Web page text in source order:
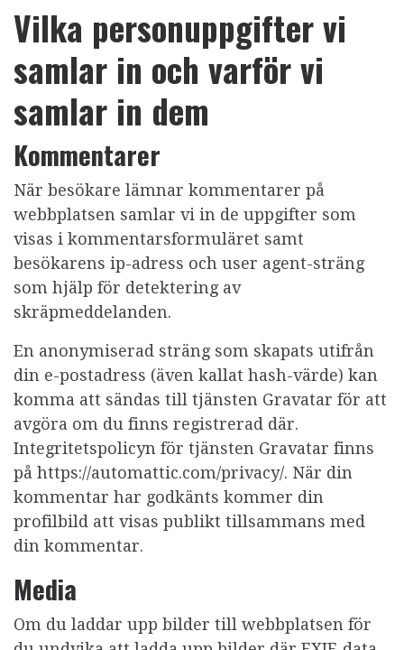
Vilka personuppgifter vi
samlar in och varför vi
samlar in dem
Kommentarer
När besökare lämnar kommentarer på
webbplatsen samlar vi in de uppgifter som
visas i kommentarsformuläret samt
besökarens ip-adress och user agent-sträng
som hjälp för detektering av
skräpmeddelanden.
En anonymiserad sträng som skapats utifrån
din e-postadress (även kallat hash-värde) kan
komma att sändas till tjänsten Gravatar för att
avgöra om du finns registrerad där.
Integritetspolicyn för tjänsten Gravatar finns
på https://automattic.com/privacy/. När din
kommentar har godkänts kommer din
profilbild att visas publikt tillsammans med
din kommentar.
Media
Om du laddar upp bilder till webbplatsen för